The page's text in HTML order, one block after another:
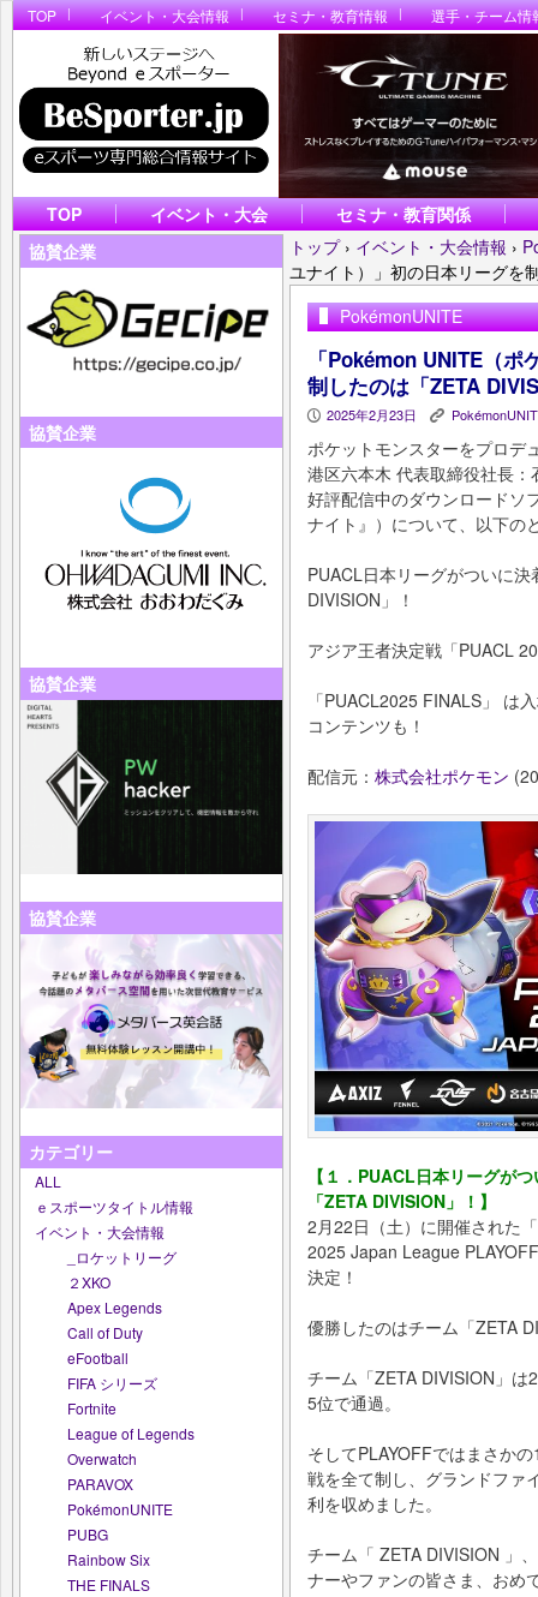
TOP イベント・大会情報 セミナ・教育情報 選手・チーム情
TOP イベント・大会
セミナ・教育関係
協賛企業
協賛企業
協賛企業
協賛企業
カテゴリー
ALL
ｅスポーツタイトル情報
イベント・大会情報
_ロケットリーグ
２XKO
Apex Legends
Call of Duty
eFootball
FIFA シリーズ
Fortnite
League of Legends
Overwatch
PARAVOX
PokémonUNITE
PUBG
Rainbow Six
THE FINALS
トップ › イベント・大会情報 ›
ユナイト）」初の日本リーグを
PokémonUNITE
「Pokémon UNITE（
制したのは「ZETA
P 2025年2月23日 K
ポケットモンスターをプロデ
港区六本⽊ 代表取締役社⻑：
好評配信中のダウンロードソ
ナイト』）について、以下の
PUACL日本リーグがついに
DIVISION」！
アジア王者決定戦「PUACL
「PUACL2025 FINALS」 は
コンテンツも！
配信元： 株式会社ポケモン
【１．PUACL日本リーグが
「ZETA DIVISION」！】
2月22日（土）に開催された
2025 Japan League
決定！
優勝したのはチーム「ZETA
チーム「ZETA DIVISION」
5位で通過。
そしてPLAYOFFではまさか
戦を全て制し、グランドファ
利を収めました。
チーム「 ZETA DIVISION 」
ナーやファンの皆さま、おめ